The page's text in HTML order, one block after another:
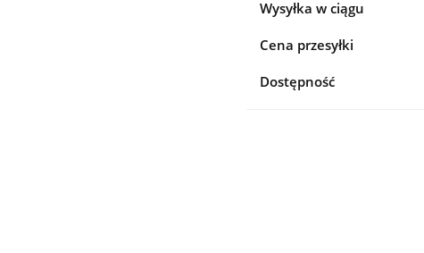
Wysyłka w ciągu
Cena przesyłki
Dostępność